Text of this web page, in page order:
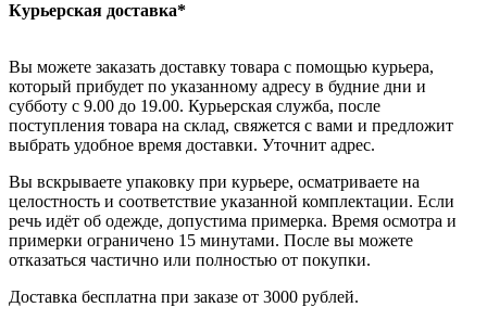
Курьерская доставка*
Вы можете заказать доставку товара с помощью курьера,
который прибудет по указанному адресу в будние дни и
субботу с 9.00 до 19.00. Курьерская служба, после
поступления товара на склад, свяжется с вами и предложит
выбрать удобное время доставки. Уточнит адрес.
Вы вскрываете упаковку при курьере, осматриваете на
целостность и соответствие указанной комплектации. Если
речь идёт об одежде, допустима примерка. Время осмотра и
примерки ограничено 15 минутами. После вы можете
отказаться частично или полностью от покупки.
Доставка бесплатна при заказе от 3000 рублей.